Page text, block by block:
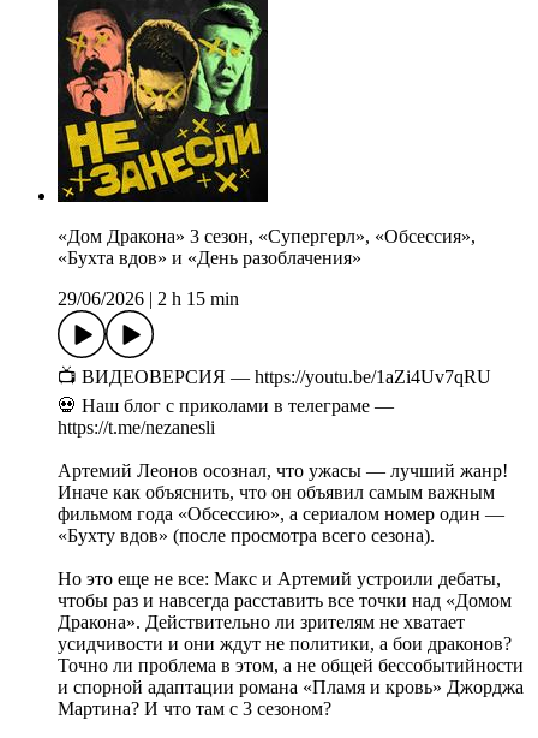
«Дом Дракона» 3 сезон, «Супергерл», «Обсессия»,
«Бухта вдов» и «День разоблачения»
29/06/2026
2 h 15 min
📺 ВИДЕОВЕРСИЯ — https://youtu.be/1aZi4Uv7qRU
💀 Наш блог с приколами в телеграме —
https://t.me/nezanesli
Артемий Леонов осознал, что ужасы — лучший жанр!
Иначе как объяснить, что он объявил самым важным
фильмом года «Обсессию», а сериалом номер один —
«Бухту вдов» (после просмотра всего сезона).
Но это еще не все: Макс и Артемий устроили дебаты,
чтобы раз и навсегда расставить все точки над «Домом
Дракона». Действительно ли зрителям не хватает
усидчивости и они ждут не политики, а бои драконов?
Точно ли проблема в этом, а не общей бессобытийности
и спорной адаптации романа «Пламя и кровь» Джорджа
Мартина? И что там с 3 сезоном?